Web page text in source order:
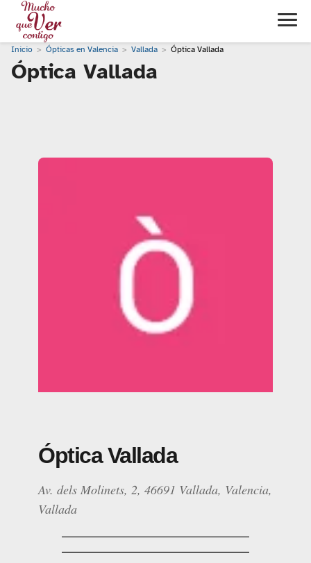
Inicio Ópticas en Valencia Vallada Óptica Vallada
Óptica Vallada
Óptica Vallada
Av. dels Molinets, 2, 46691 Vallada, Valencia,
Vallada